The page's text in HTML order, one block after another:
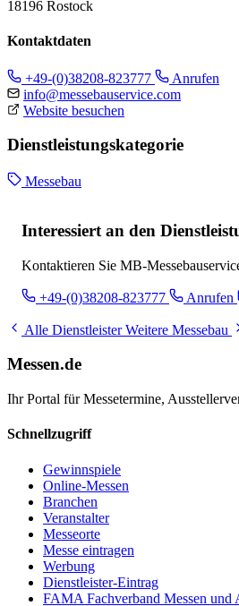
18196 Rostock
Kontaktdaten
+49-(0)38208-823777
Anrufen
info@messebauservice.com
Website besuchen
Dienstleistungskategorie
Messebau
Interessiert an den
Kontaktieren Sie MB-
+49-(0)38208-823777 Anrufen
Alle DienstleisterWeitere Messebau
Messen.de
Ihr Portal für Messetermine,
Schnellzugriff
Gewinnspiele
Online-Messen
Branchen
Veranstalter
Messeorte
Messe eintragen
Werbung
Dienstleister-Eintrag
FAMA Fachverband Messen und